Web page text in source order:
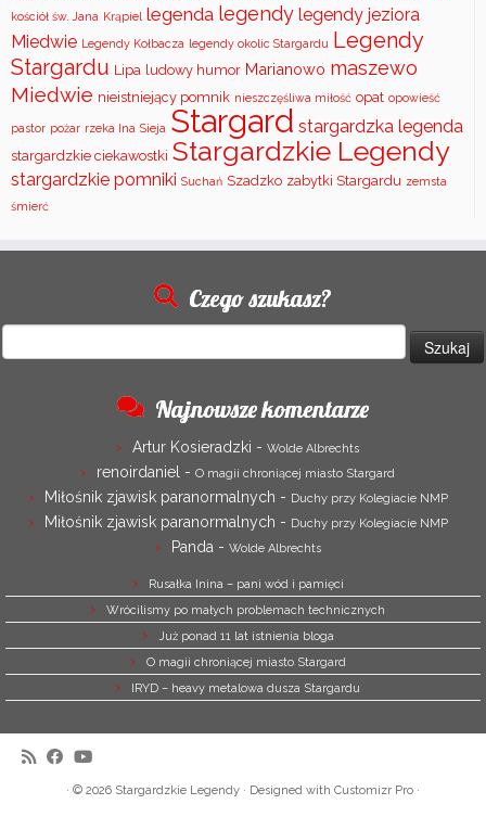
kościół św. Jana Krąpiel legenda legendy legendy jeziora
Miedwie Legendy Kołbacza legendy okolic Stargardu Legendy
Stargardu Lipa ludowy humor Marianowo maszewo
Miedwie nieistniejący pomnik nieszczęśliwa miłość opat opowieść
pastor pożar rzeka Ina Sieja Stargard stargardzka legenda
stargardzkie ciekawostki Stargardzkie Legendy
stargardzkie pomniki Suchań Szadzko zabytki Stargardu zemsta
śmierć
Czego szukasz?
Najnowsze komentarze
Artur Kosieradzki - Wolde Albrechts
renoirdaniel - O magii chroniącej miasto Stargard
Miłośnik zjawisk paranormalnych - Duchy przy Kolegiacie NMP
Miłośnik zjawisk paranormalnych - Duchy przy Kolegiacie NMP
Panda - Wolde Albrechts
Rusałka Inina – pani wód i pamięci
Wrócilismy po małych problemach technicznych
Już ponad 11 lat istnienia bloga
O magii chroniącej miasto Stargard
IRYD – heavy metalowa dusza Stargardu
· © 2026 Stargardzkie Legendy · Designed with Customizr Pro ·